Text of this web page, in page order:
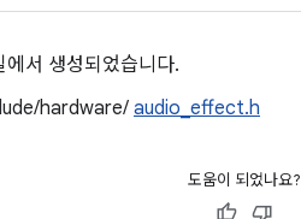
서 생성되었습니다.
hardware/ audio_effect.h
도움이 되었나요?